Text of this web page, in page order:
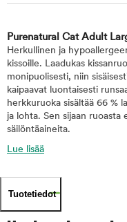
Purenatural Cat Adult
Herkullinen ja
kissoille. Laadukas
monipuolisesti, niin
kaipaavat luontaisesti
herkkuruoka sisältää 66 %
ja lohta. Sen sijaan
säilöntäaineita.
Lue lisää
Tuotetiedot